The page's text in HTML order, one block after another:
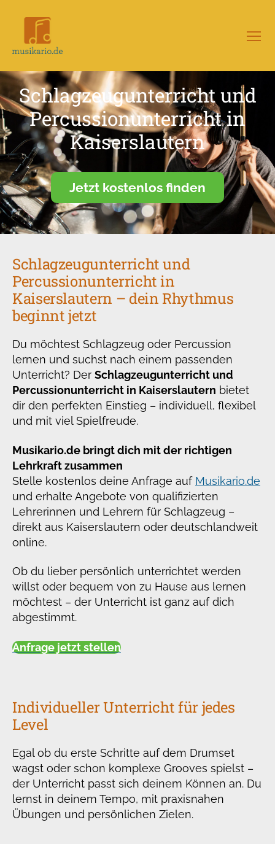
–
Portal
für
Musikunterricht
Schlagzeugunterricht und
Percussionunterricht in
Kaiserslautern
Jetzt kostenlos finden
Schlagzeugunterricht und
Percussionunterricht in
Kaiserslautern – dein Rhythmus
beginnt jetzt
Du möchtest Schlagzeug oder Percussion
lernen und suchst nach einem passenden
Unterricht? Der Schlagzeugunterricht und
Percussionunterricht in Kaiserslautern bietet
dir den perfekten Einstieg – individuell, flexibel
und mit viel Spielfreude.
Musikario.de bringt dich mit der richtigen
Lehrkraft zusammen
Stelle kostenlos deine Anfrage auf Musikario.de
und erhalte Angebote von qualifizierten
Lehrerinnen und Lehrern für Schlagzeug –
direkt aus Kaiserslautern oder deutschlandweit
online.
Ob du lieber persönlich unterrichtet werden
willst oder bequem von zu Hause aus lernen
möchtest – der Unterricht ist ganz auf dich
abgestimmt.
Anfrage jetzt stellen
Individueller Unterricht für jedes
Level
Egal ob du erste Schritte auf dem Drumset
wagst oder schon komplexe Grooves spielst –
der Unterricht passt sich deinem Können an. Du
lernst in deinem Tempo, mit praxisnahen
Übungen und persönlichen Zielen.